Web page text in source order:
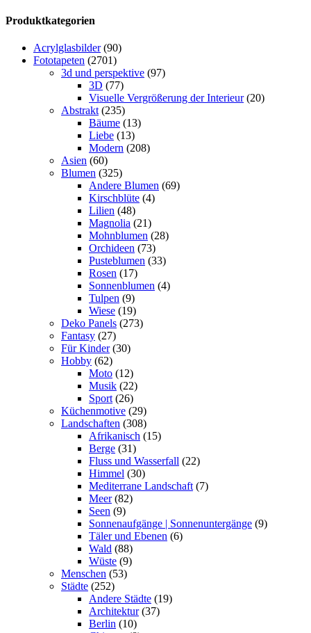
Produktkategorien
Acrylglasbilder (90)
Fototapeten (2701)
3d und perspektive (97)
3D (77)
Visuelle Vergrößerung der Interieur (20)
Abstrakt (235)
Bäume (13)
Liebe (13)
Modern (208)
Asien (60)
Blumen (325)
Andere Blumen (69)
Kirschblüte (4)
Lilien (48)
Magnolia (21)
Mohnblumen (28)
Orchideen (73)
Pusteblumen (33)
Rosen (17)
Sonnenblumen (4)
Tulpen (9)
Wiese (19)
Deko Panels (273)
Fantasy (27)
Für Kinder (30)
Hobby (62)
Moto (12)
Musik (22)
Sport (26)
Küchenmotive (29)
Landschaften (308)
Afrikanisch (15)
Berge (31)
Fluss und Wasserfall (22)
Himmel (30)
Mediterrane Landschaft (7)
Meer (82)
Seen (9)
Sonnenaufgänge | Sonnenuntergänge (9)
Täler und Ebenen (6)
Wald (88)
Wüste (9)
Menschen (53)
Städte (252)
Andere Städte (19)
Architektur (37)
Berlin (10)